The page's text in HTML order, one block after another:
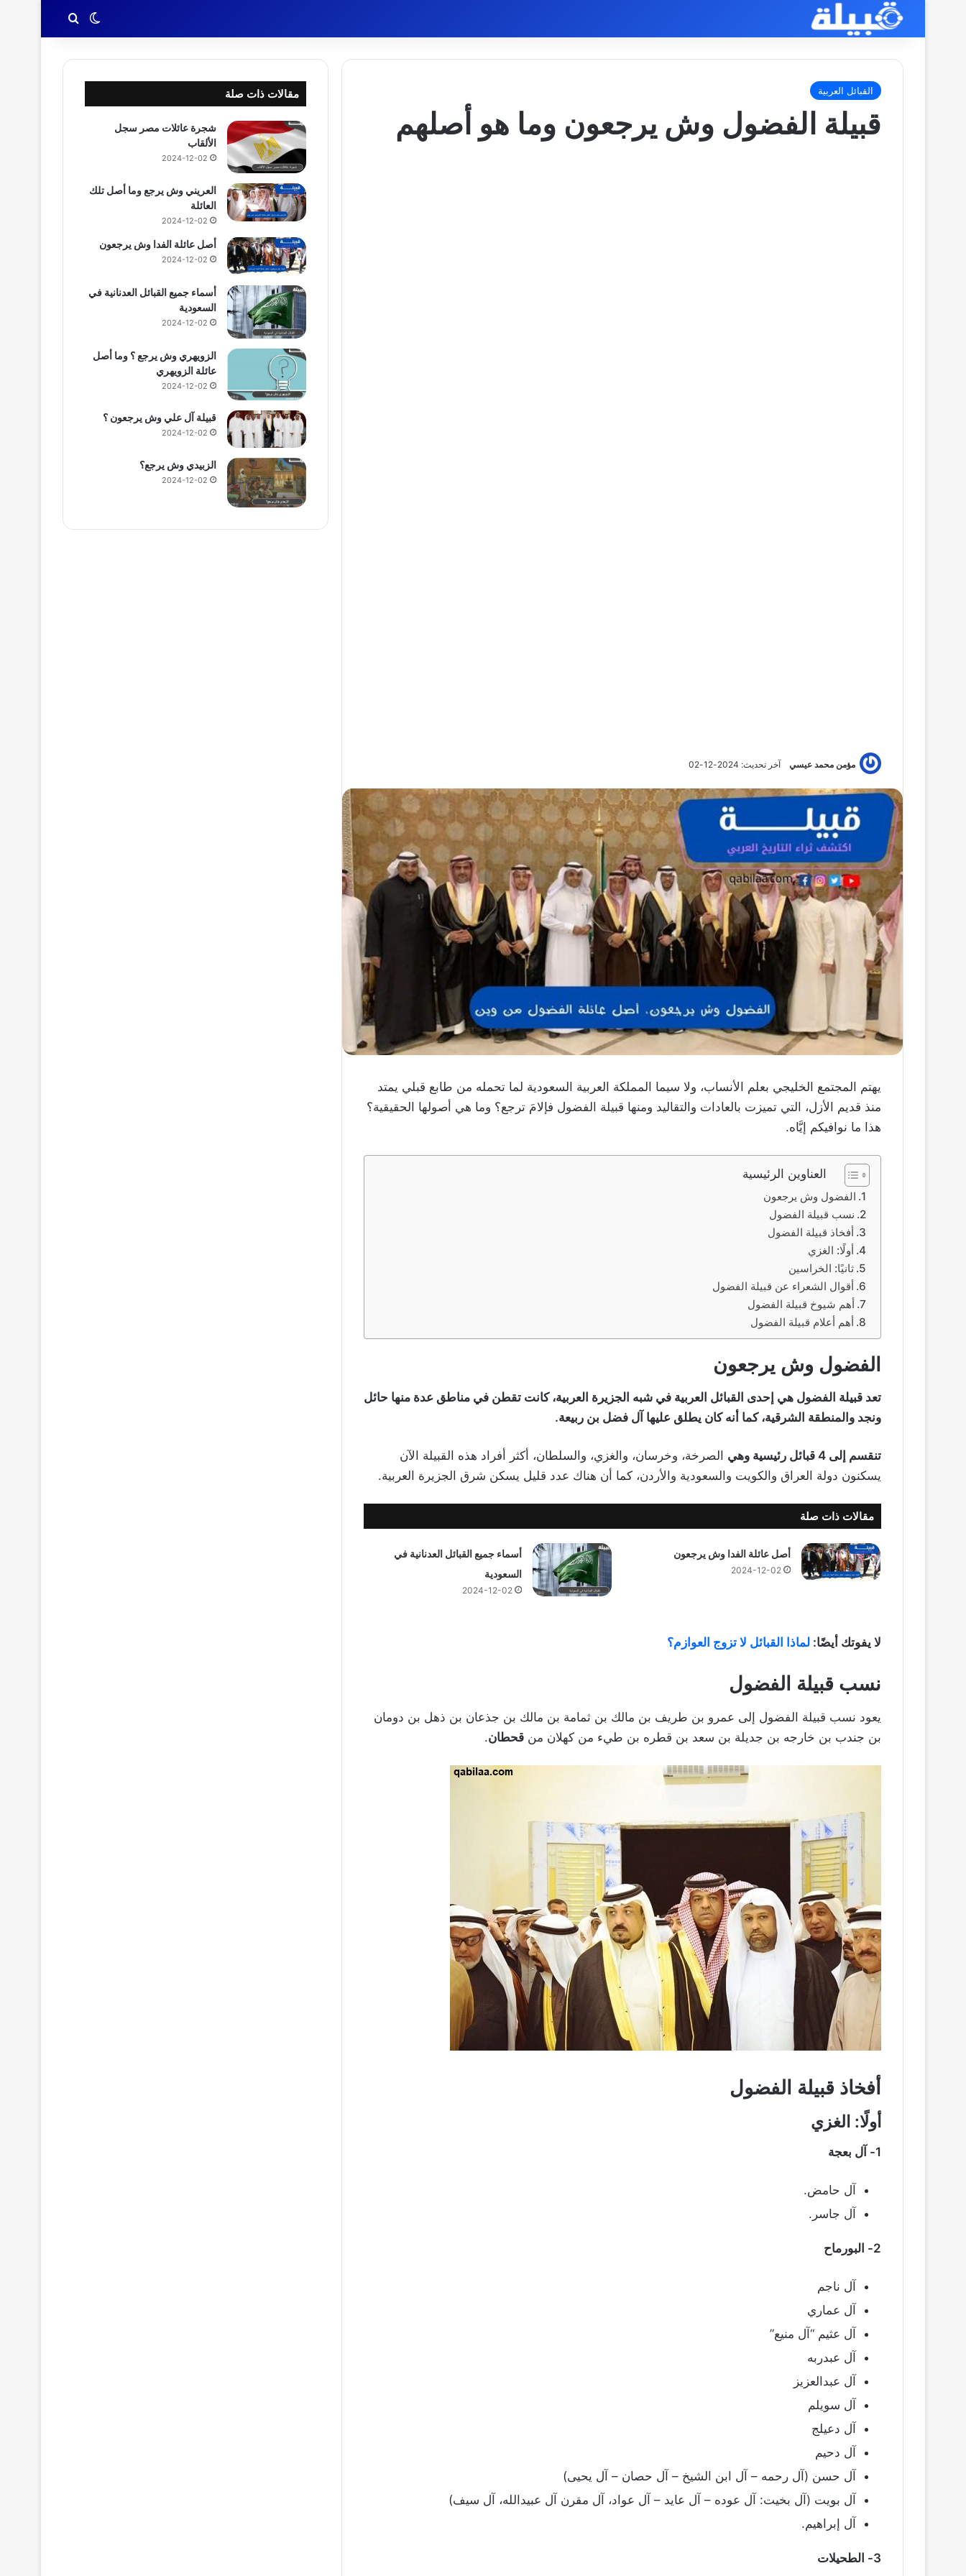
الوضع المظلم
بحث عن
القبائل العربية
قبيلة الفضول وش يرجعون وما هو أصلهم
مؤمن محمد عيسي آخر تحديث: 2024-12-02
يهتم المجتمع الخليجي بعلم الأنساب، ولا سيما المملكة العربية السعودية لما تحمله من طابع قبلي يمتد
منذ قديم الأزل، التي تميزت بالعادات والتقاليد ومنها قبيلة الفضول فإلامَ ترجع؟ وما هي أصولها الحقيقية؟
هذا ما نوافيكم إيَّاه.
العناوين الرئيسية
الفضول وش يرجعون
نسب قبيلة الفضول
أفخاذ قبيلة الفضول
أولًا: الغزي
ثانيًا: الخراسين
أقوال الشعراء عن قبيلة الفضول
أهم شيوخ قبيلة الفضول
أهم أعلام قبيلة الفضول
الفضول وش يرجعون
تعد قبيلة الفضول هي إحدى القبائل العربية في شبه الجزيرة العربية، كانت تقطن في مناطق عدة منها حائل
ونجد والمنطقة الشرقية، كما أنه كان يطلق عليها آل فضل بن ربيعة.
تنقسم إلى 4 قبائل رئيسية وهي
الصرخة، وخرسان، والغزي، والسلطان، أكثر أفراد هذه القبيلة الآن
يسكنون دولة العراق والكويت والسعودية والأردن، كما أن هناك عدد قليل يسكن شرق الجزيرة العربية.
مقالات ذات صلة
أصل عائلة الفدا وش يرجعون
2024-12-02
أسماء جميع القبائل العدنانية في
السعودية
2024-12-02
لا يفوتك أيضًا: لماذا القبائل لا تزوج العوازم؟
نسب قبيلة الفضول
يعود نسب قبيلة الفضول إلى عمرو بن طريف بن مالك بن ثمامة بن مالك بن جذعان بن ذهل بن دومان
بن جندب بن خارجه بن جديلة بن سعد بن قطره بن طيء من كهلان من قحطان.
أفخاذ قبيلة الفضول
أولًا: الغزي
1- آل بعجة
آل حامض.
آل جاسر.
2- البورماح
آل ناجم
آل عماري
آل عثيم “آل منيع”
آل عبدربه
آل عبدالعزيز
آل سويلم
آل دعيلج
آل دحيم
آل حسن (آل رحمه – آل ابن الشيخ – آل حصان – آل يحيى)
آل بويت (آل بخيت: آل عوده – آل عايد – آل عواد، آل مقرن آل عبيدالله، آل سيف)
آل إبراهيم.
3- الطحيلات
مقالات ذات صلة
شجرة عائلات مصر سجل
الألقاب
2024-12-02
العريني وش يرجع وما أصل تلك
العائلة
2024-12-02
أصل عائلة الفدا وش يرجعون
2024-12-02
أسماء جميع القبائل العدنانية في
السعودية
2024-12-02
الزويهري وش يرجع ؟ وما أصل
عائلة الزويهري
2024-12-02
قبيلة آل علي وش يرجعون ؟
2024-12-02
الزبيدي وش يرجع؟
2024-12-02